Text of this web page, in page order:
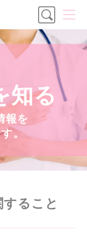
知る
報を
。
ること